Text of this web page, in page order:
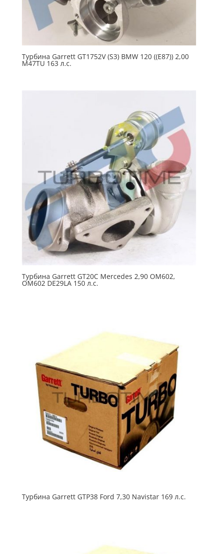
Турбина Garrett GT1752V (S3) BMW 120 ((E87)) 2,00
M47TU 163 л.с.
Турбина Garrett GT20C Mercedes 2,90 OM602,
OM602 DE29LA 150 л.с.
Турбина Garrett GTP38 Ford 7,30 Navistar 169 л.с.